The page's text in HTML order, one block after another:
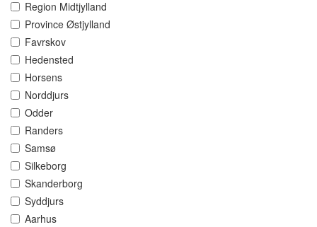
Region Midtjylland
Province Østjylland
Favrskov
Hedensted
Horsens
Norddjurs
Odder
Randers
Samsø
Silkeborg
Skanderborg
Syddjurs
Aarhus